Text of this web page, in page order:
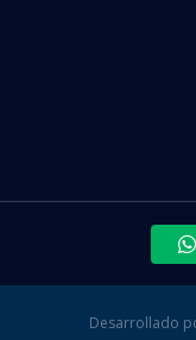
Desarrollado